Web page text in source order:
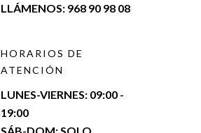
LLÁMENOS: 968 90 98 08
HORARIOS DE
ATENCIÓN
LUNES-VIERNES: 09:00 -
19:00
SÁB-DOM: SOLO